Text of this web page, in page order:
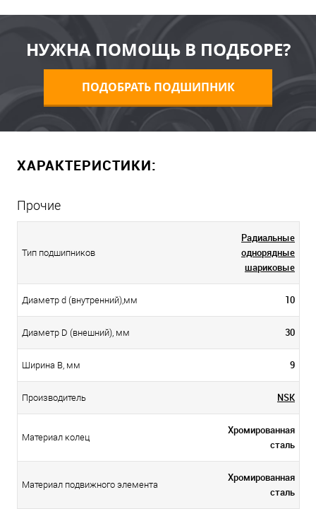
НУЖНА ПОМОЩЬ В ПОДБОРЕ?
ПОДОБРАТЬ ПОДШИПНИК
ХАРАКТЕРИСТИКИ:
Прочие
Тип подшипников
Радиальные
однорядные
шариковые
Диаметр d (внутренний),мм 10
Диаметр D (внешний), мм 30
Ширина B, мм 9
Производитель NSK
Материал колец
Хромированная
сталь
Материал подвижного элемента
Хромированная
сталь